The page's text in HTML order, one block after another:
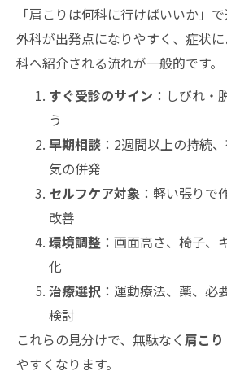
「肩こりは何科に行けばいいか」
外科が出発点になりやすく、症状
科へ紹介される流れが一般的です。
すぐ受診のサイン ：しびれ・
う
早期相談 ：2週間以上の持続
気の併発
セルフケア対象 ：軽い張りで
改善
環境調整 ：画面高さ、椅子
化
治療選択 ：運動療法、薬、必
検討
これらの見分けで、無駄なく肩こ
やすくなります。